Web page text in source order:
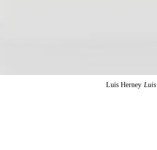
Luis Herney Luis